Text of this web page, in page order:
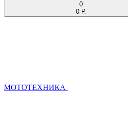
0
0 Р.
МОТОТЕХНИКА